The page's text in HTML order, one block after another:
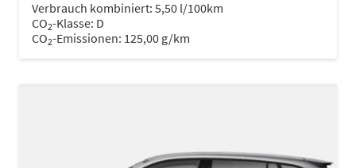
Verbrauch kombiniert: 5,50 l/100km
CO2-Klasse: D
CO2-Emissionen: 125,00 g/km